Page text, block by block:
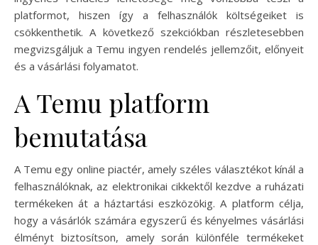
platformot, hiszen így a felhasználók költségeiket is
csökkenthetik. A következő szekciókban részletesebben
megvizsgáljuk a Temu ingyen rendelés jellemzőit, előnyeit
és a vásárlási folyamatot.
A Temu platform
bemutatása
A Temu egy online piactér, amely széles választékot kínál a
felhasználóknak, az elektronikai cikkektől kezdve a ruházati
termékeken át a háztartási eszközökig. A platform célja,
hogy a vásárlók számára egyszerű és kényelmes vásárlási
élményt biztosítson, amely során különféle termékeket